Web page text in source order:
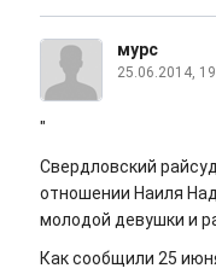
мурс
25.06.2014,
"
Свердловский
отношении Наиля
молодой девушки и
Как сообщили 25